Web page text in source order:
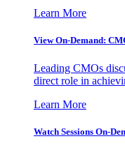
Learn More
View On-Demand:
Leading CMOs
direct role in
Learn More
Watch Sessions On-